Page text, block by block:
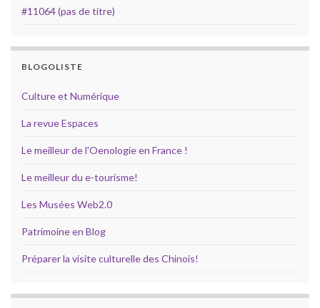
#11064 (pas de titre)
BLOGOLISTE
Culture et Numérique
La revue Espaces
Le meilleur de l'Oenologie en France !
Le meilleur du e-tourisme!
Les Musées Web2.0
Patrimoine en Blog
Préparer la visite culturelle des Chinois!